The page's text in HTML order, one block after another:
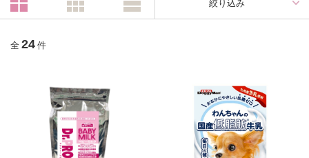
絞り込み
全 24 件